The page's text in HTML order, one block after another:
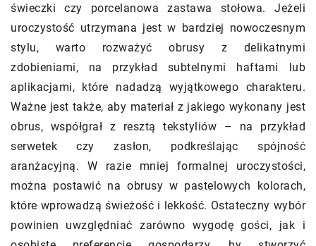
świeczki czy porcelanowa zastawa stołowa. Jeżeli
uroczystość utrzymana jest w bardziej nowoczesnym
stylu, warto rozważyć obrusy z delikatnymi
zdobieniami, na przykład subtelnymi haftami lub
aplikacjami, które nadadzą wyjątkowego charakteru.
Ważne jest także, aby materiał z jakiego wykonany jest
obrus, współgrał z resztą tekstyliów – na przykład
serwetek czy zasłon, podkreślając spójność
aranżacyjną. W razie mniej formalnej uroczystości,
można postawić na obrusy w pastelowych kolorach,
które wprowadzą świeżość i lekkość. Ostateczny wybór
powinien uwzględniać zarówno wygodę gości, jak i